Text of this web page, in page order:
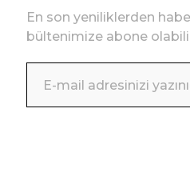
En son yeniliklerden
bültenimize abone